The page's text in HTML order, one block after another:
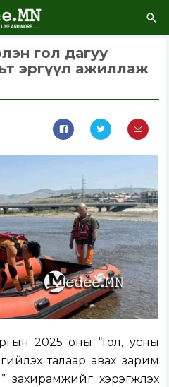
гол дагуу
эргүүл ажиллаж
2025 оны “Гол, усны
талаар авах зарим
хэрэгжүүлэх